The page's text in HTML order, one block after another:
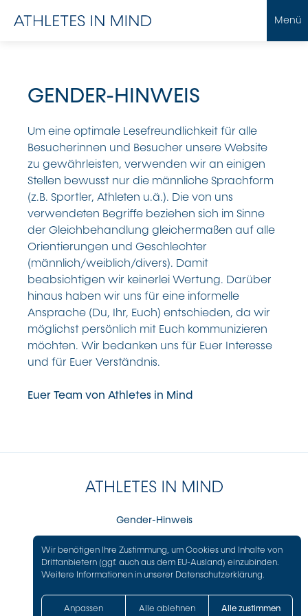
Menü
GENDER-HINWEIS
Um eine optimale Lesefreundlichkeit für alle
Besucherinnen und Besucher unsere Website
zu gewährleisten, verwenden wir an einigen
Stellen bewusst nur die männliche Sprachform
(z.B. Sportler, Athleten u.ä.). Die von uns
verwendeten Begriffe beziehen sich im Sinne
der Gleichbehandlung gleichermaßen auf alle
Orientierungen und Geschlechter
(männlich/weiblich/divers). Damit
beabsichtigen wir keinerlei Wertung. Darüber
hinaus haben wir uns für eine informelle
Ansprache (Du, Ihr, Euch) entschieden, da wir
möglichst persönlich mit Euch kommunizieren
möchten. Wir bedanken uns für Euer Interesse
und für Euer Verständnis.
Euer Team von Athletes in Mind
Gender-Hinweis
Datenschutz
Wir benötigen Ihre Zustimmung, um Cookies und Inhalte von
Drittanbietern (ggf. auch aus dem EU-Ausland) einzubinden.
Weitere Informationen in unserer Datenschutzerklärung.
Anpassen Alle ablehnen Alle zustimmen